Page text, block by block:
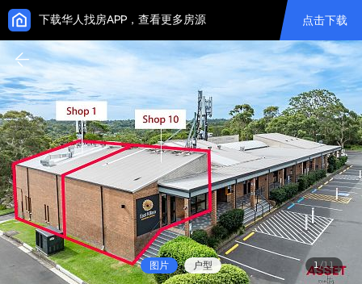
下载华人找房APP，查看更多房源 点击下载
图片 户型 1/11